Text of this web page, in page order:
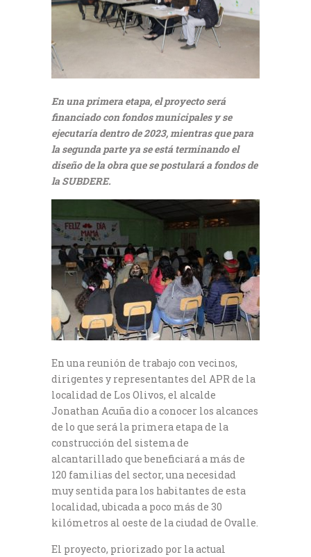
En una primera etapa, el proyecto será
financiado con fondos municipales y se
ejecutaría dentro de 2023, mientras que para
la segunda parte ya se está terminando el
diseño de la obra que se postulará a fondos de
la SUBDERE.
En una reunión de trabajo con vecinos,
dirigentes y representantes del APR de la
localidad de Los Olivos, el alcalde
Jonathan Acuña dio a conocer los alcances
de lo que será la primera etapa de la
construcción del sistema de
alcantarillado que beneficiará a más de
120 familias del sector, una necesidad
muy sentida para los habitantes de esta
localidad, ubicada a poco más de 30
kilómetros al oeste de la ciudad de Ovalle.
El proyecto, priorizado por la actual